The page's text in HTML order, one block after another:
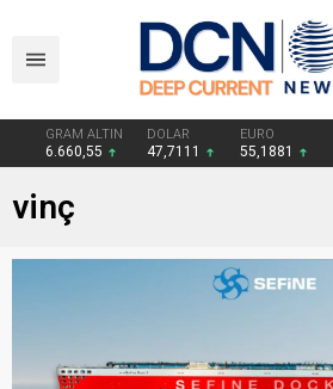
GRAM ALTIN
6.660,55
DOLAR
47,7111
EURO
55,1881
vinç